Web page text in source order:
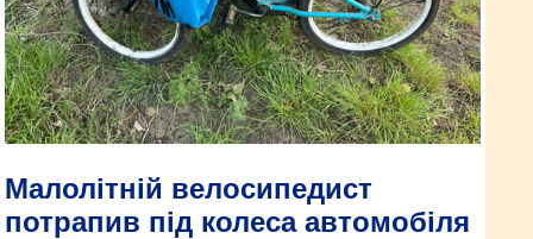
Малолітній велосипедист
потрапив під колеса автомобіля